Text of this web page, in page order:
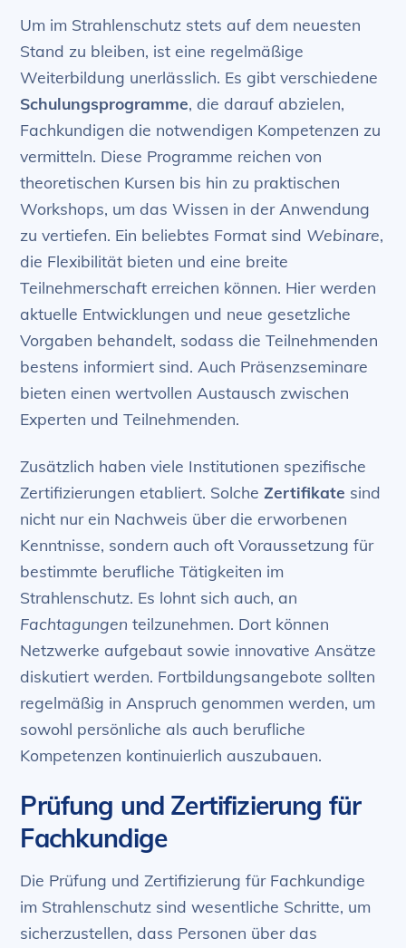
Um im Strahlenschutz stets auf dem neuesten
Stand zu bleiben, ist eine regelmäßige
Weiterbildung unerlässlich. Es gibt verschiedene
Schulungsprogramme, die darauf abzielen,
Fachkundigen die notwendigen Kompetenzen zu
vermitteln. Diese Programme reichen von
theoretischen Kursen bis hin zu praktischen
Workshops, um das Wissen in der Anwendung
zu vertiefen. Ein beliebtes Format sind Webinare,
die Flexibilität bieten und eine breite
Teilnehmerschaft erreichen können. Hier werden
aktuelle Entwicklungen und neue gesetzliche
Vorgaben behandelt, sodass die Teilnehmenden
bestens informiert sind. Auch Präsenzseminare
bieten einen wertvollen Austausch zwischen
Experten und Teilnehmenden.
Zusätzlich haben viele Institutionen spezifische
Zertifizierungen etabliert. SolcheZertifikate sind
nicht nur ein Nachweis über die erworbenen
Kenntnisse, sondern auch oft Voraussetzung für
bestimmte berufliche Tätigkeiten im
Strahlenschutz. Es lohnt sich auch, an
Fachtagungen teilzunehmen. Dort können
Netzwerke aufgebaut sowie innovative Ansätze
diskutiert werden. Fortbildungsangebote sollten
regelmäßig in Anspruch genommen werden, um
sowohl persönliche als auch berufliche
Kompetenzen kontinuierlich auszubauen.
Prüfung und Zertifizierung für
Fachkundige
Die Prüfung und Zertifizierung für Fachkundige
im Strahlenschutz sind wesentliche Schritte, um
sicherzustellen, dass Personen über das